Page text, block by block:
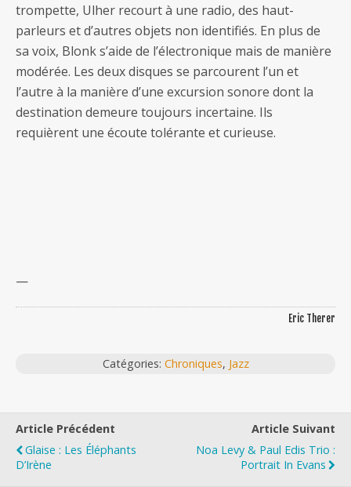
trompette, Ulher recourt à une radio, des haut-
parleurs et d’autres objets non identifiés. En plus de
sa voix, Blonk s’aide de l’électronique mais de manière
modérée. Les deux disques se parcourent l’un et
l’autre à la manière d’une excursion sonore dont la
destination demeure toujours incertaine. Ils
requièrent une écoute tolérante et curieuse.
—
Eric Therer
Catégories: Chroniques, Jazz
Article Précédent
Glaise : Les Éléphants
D’Irène
Article Suivant
Noa Levy & Paul Edis Trio :
Portrait In Evans